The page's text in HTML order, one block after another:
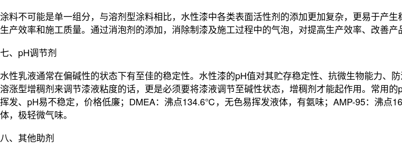
涂料不可能是单一组分，与溶剂型涂料相比，水性漆中各类表面活性剂的添加更加复杂，更易于产
生产效率和施工质量。通过消泡剂的添加，消除制漆及施工过程中的气泡，对提高生产效率、改善产
七、pH调节剂
水性乳液通常在偏碱性的状态下有至佳的稳定性。水性漆的pH值对其贮存稳定性、抗微生物能力、
溶涨型增稠剂来调节漆液粘度的话，更是必须要将漆液调节至碱性状态，增稠剂才能起作用。常用
挥发、pH易不稳定，价格低廉；DMEA：沸点134.6℃，无色易挥发液体，有氨味；AMP-95：沸
体，极轻微气味。
八、其他助剂